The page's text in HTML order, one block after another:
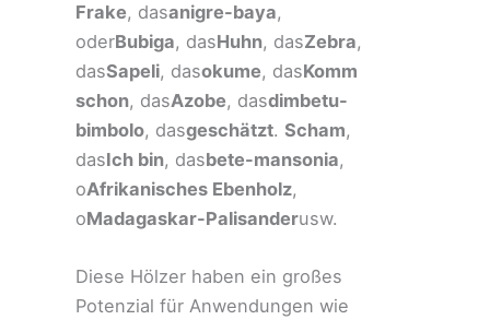
Frake, dasanigre-baya,
oderBubiga, dasHuhn, dasZebra,
dasSapeli, dasokume, dasKomm
schon, dasAzobe, dasdimbetu-
bimbolo, dasgeschätzt.Scham,
dasIch bin, dasbete-mansonia,
oAfrikanisches Ebenholz,
oMadagaskar-Palisanderusw.
Diese Hölzer haben ein großes
Potenzial für Anwendungen wie